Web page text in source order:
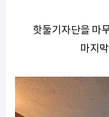
핫둘기자단을 마
마지